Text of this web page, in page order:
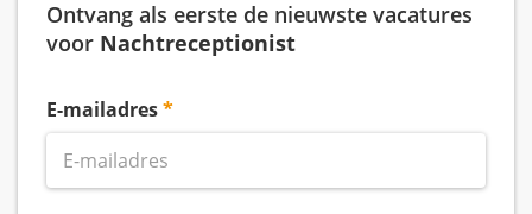
Ontvang als eerste de nieuwste vacatures
voor Nachtreceptionist
E-mailadres